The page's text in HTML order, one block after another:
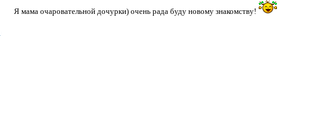
Я мама очаровательной дочурки) очень рада буду новому знакомству!